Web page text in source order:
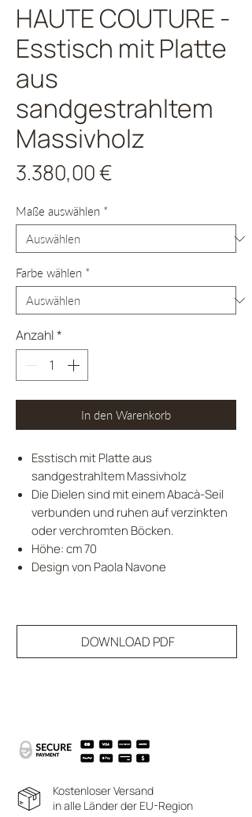
HAUTE COUTURE -
Esstisch mit Platte
aus
sandgestrahltem
Massivholz
3.380,00 €
Maße auswählen *
Farbe wählen *
Anzahl*
In den Warenkorb
Esstisch mit Platte aus
sandgestrahltem Massivholz
Die Dielen sind mit einem Abacà-Seil
verbunden und ruhen auf verzinkten
oder verchromten Böcken.
Höhe: cm 70
Design von Paola Navone
DOWNLOAD PDF
Kostenloser Versand
in alle Länder der EU-Region